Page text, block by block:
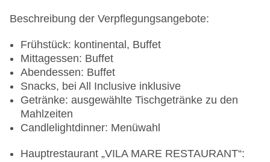
Beschreibung der Verpflegungsangebote:
Frühstück: kontinental, Buffet
Mittagessen: Buffet
Abendessen: Buffet
Snacks, bei All Inclusive inklusive
Getränke: ausgewählte Tischgetränke zu den
Mahlzeiten
Candlelightdinner: Menüwahl
Hauptrestaurant „VILA MARE RESTAURANT“: